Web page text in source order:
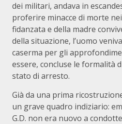
dei militari, andava in
proferire minacce di morte
fidanzata e della madre
della situazione, l’uomo
caserma per gli
essere, concluse le formalità
stato di arresto.
Già da una prima
un grave quadro indiziario:
G.D. non era nuovo a